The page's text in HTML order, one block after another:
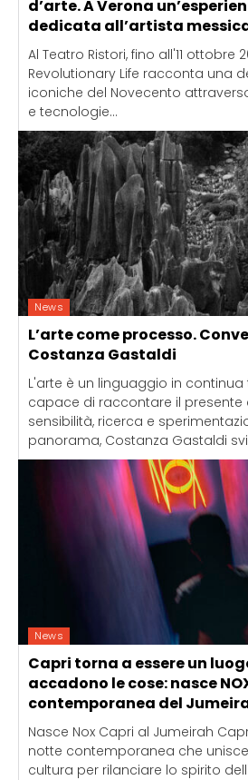
d’arte. A Verona
dedicata all’artista
Al Teatro Ristori, fino all'11 ottobre
Revolutionary Life racconta una
iconiche del Novecento
e tecnologie...
News
L’arte come processo.
Costanza Gastaldi
L'arte è un linguaggio in
capace di raccontare il presente
sensibilità, ricerca e
panorama, Costanza Gastaldi
News
Capri torna a essere un
accadono le cose: nasce
contemporanea del
Nasce Nox Capri al Jumeirah
notte contemporanea che
cultura per rilanciare lo spirito